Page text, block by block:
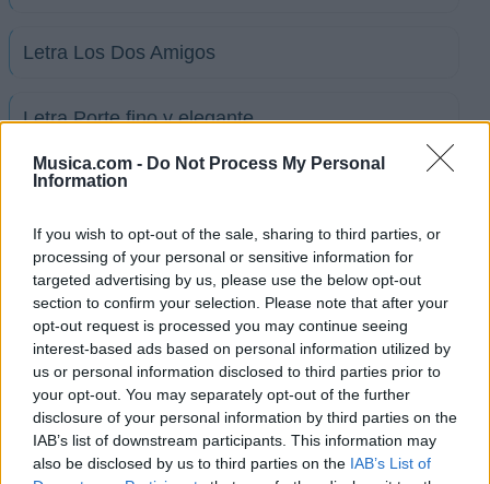
Musica.com - Do Not Process My Personal
Information
If you wish to opt-out of the sale, sharing to third parties, or
processing of your personal or sensitive information for
targeted advertising by us, please use the below opt-out
section to confirm your selection. Please note that after your
opt-out request is processed you may continue seeing
interest-based ads based on personal information utilized by
us or personal information disclosed to third parties prior to
your opt-out. You may separately opt-out of the further
disclosure of your personal information by third parties on the
IAB’s list of downstream participants. This information may
also be disclosed by us to third parties on the IAB’s List of
Letra Los Dos Amigos
Letra Porte fino y elegante
Letra Llegamos para quedarnos
Letra Mi estilo, mis placeres
Letra 1500 metros a la libertad
Letra El dinosaurio
Letra Me dan ganas de llorar